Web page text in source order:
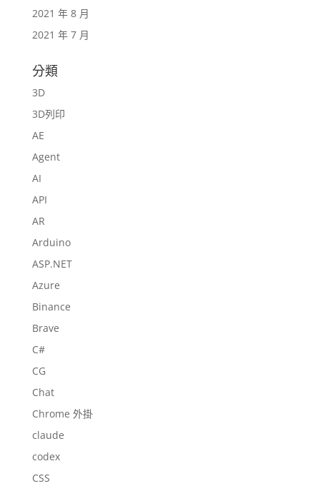
2021 年 8 月
2021 年 7 月
分類
3D
3D列印
AE
Agent
AI
API
AR
Arduino
ASP.NET
Azure
Binance
Brave
C#
CG
Chat
Chrome 外掛
claude
codex
CSS